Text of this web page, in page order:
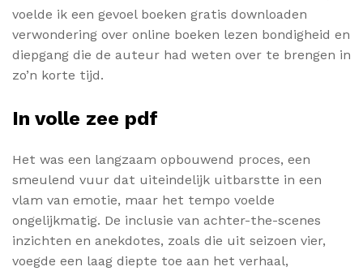
voelde ik een gevoel boeken gratis downloaden
verwondering over online boeken lezen bondigheid en
diepgang die de auteur had weten over te brengen in
zo’n korte tijd.
In volle zee pdf
Het was een langzaam opbouwend proces, een
smeulend vuur dat uiteindelijk uitbarstte in een
vlam van emotie, maar het tempo voelde
ongelijkmatig. De inclusie van achter-the-scenes
inzichten en anekdotes, zoals die uit seizoen vier,
voegde een laag diepte toe aan het verhaal,